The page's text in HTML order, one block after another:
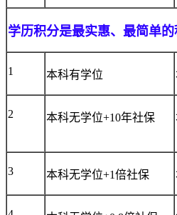
学历积分是最实惠、最简单
1 本科有学位
2 本科无学位+10年社保
3 本科无学位+1倍社保